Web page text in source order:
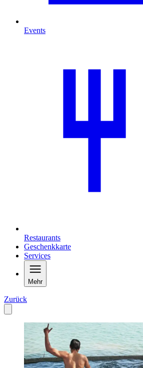
Events
Restaurants
Geschenkkarte
Services
Mehr
Zurück